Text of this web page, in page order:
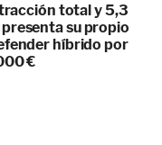
total y 5,3
su propio
híbrido por
€